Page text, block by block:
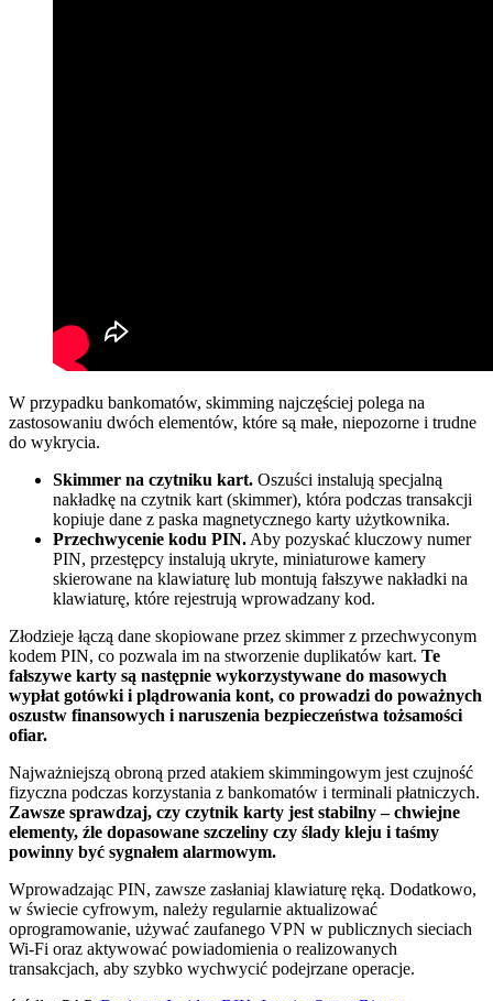
W przypadku bankomatów, skimming najczęściej polega na
zastosowaniu dwóch elementów, które są małe, niepozorne i trudne
do wykrycia.
Skimmer na czytniku kart. Oszuści instalują specjalną
nakładkę na czytnik kart (skimmer), która podczas transakcji
kopiuje dane z paska magnetycznego karty użytkownika.
Przechwycenie kodu PIN. Aby pozyskać kluczowy numer
PIN, przestępcy instalują ukryte, miniaturowe kamery
skierowane na klawiaturę lub montują fałszywe nakładki na
klawiaturę, które rejestrują wprowadzany kod.
Złodzieje łączą dane skopiowane przez skimmer z przechwyconym
kodem PIN, co pozwala im na stworzenie duplikatów kart. Te
fałszywe karty są następnie wykorzystywane do masowych
wypłat gotówki i plądrowania kont, co prowadzi do poważnych
oszustw finansowych i naruszenia bezpieczeństwa tożsamości
ofiar.
Najważniejszą obroną przed atakiem skimmingowym jest czujność
fizyczna podczas korzystania z bankomatów i terminali płatniczych.
Zawsze sprawdzaj, czy czytnik karty jest stabilny – chwiejne
elementy, źle dopasowane szczeliny czy ślady kleju i taśmy
powinny być sygnałem alarmowym.
Wprowadzając PIN, zawsze zasłaniaj klawiaturę ręką. Dodatkowo,
w świecie cyfrowym, należy regularnie aktualizować
oprogramowanie, używać zaufanego VPN w publicznych sieciach
Wi-Fi oraz aktywować powiadomienia o realizowanych
transakcjach, aby szybko wychwycić podejrzane operacje.